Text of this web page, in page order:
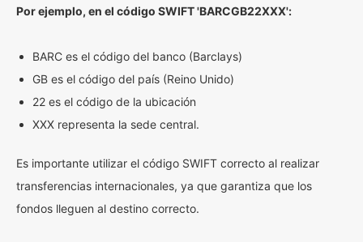
Por ejemplo, en el código SWIFT 'BARCGB22XXX':
BARC es el código del banco (Barclays)
GB es el código del país (Reino Unido)
22 es el código de la ubicación
XXX representa la sede central.
Es importante utilizar el código SWIFT correcto al realizar
transferencias internacionales, ya que garantiza que los
fondos lleguen al destino correcto.